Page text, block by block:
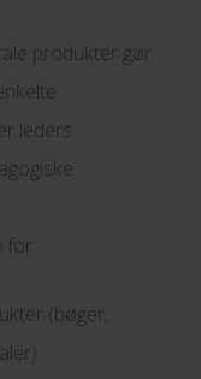
produkter gør
leders
(bøger,